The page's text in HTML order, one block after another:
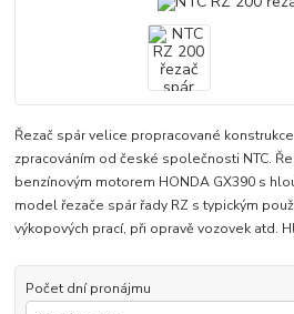
Řezač spár velice propracované
zpracováním od české společnosti NTC.
benzínovým motorem HONDA GX390 s
model řezače spár řady RZ s typickým
výkopových prací, při opravě vozovek atd.
Počet dní pronájmu